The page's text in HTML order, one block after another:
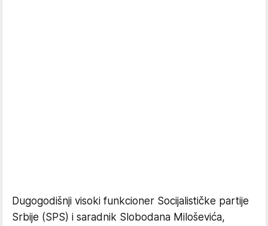
Dugogodišnji visoki funkcioner Socijalističke partije
Srbije (SPS) i saradnik Slobodana Miloševića,